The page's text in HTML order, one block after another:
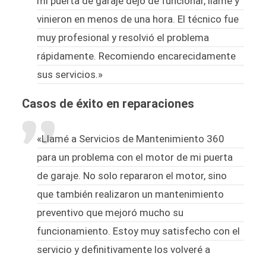
vinieron en menos de una hora. El técnico fue
muy profesional y resolvió el problema
rápidamente. Recomiendo encarecidamente
sus servicios.»
Casos de éxito en reparaciones
«Llamé a Servicios de Mantenimiento 360
para un problema con el motor de mi puerta
de garaje. No solo repararon el motor, sino
que también realizaron un mantenimiento
preventivo que mejoró mucho su
funcionamiento. Estoy muy satisfecho con el
servicio y definitivamente los volveré a